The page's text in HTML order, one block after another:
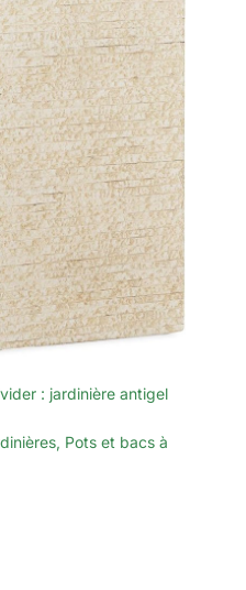
: jardinière antigel
, Pots et bacs à